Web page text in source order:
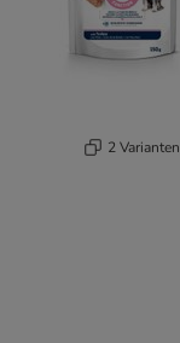
2 Varianten